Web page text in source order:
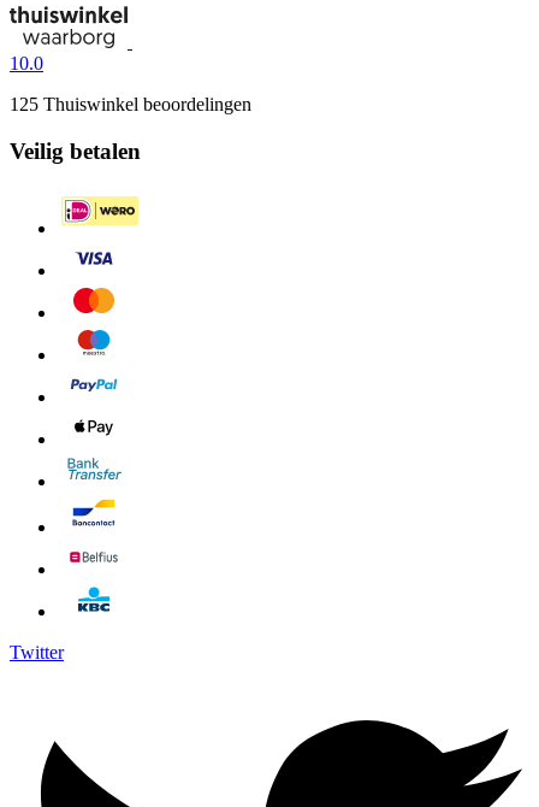
10.0
125 Thuiswinkel beoordelingen
Veilig betalen
Twitter